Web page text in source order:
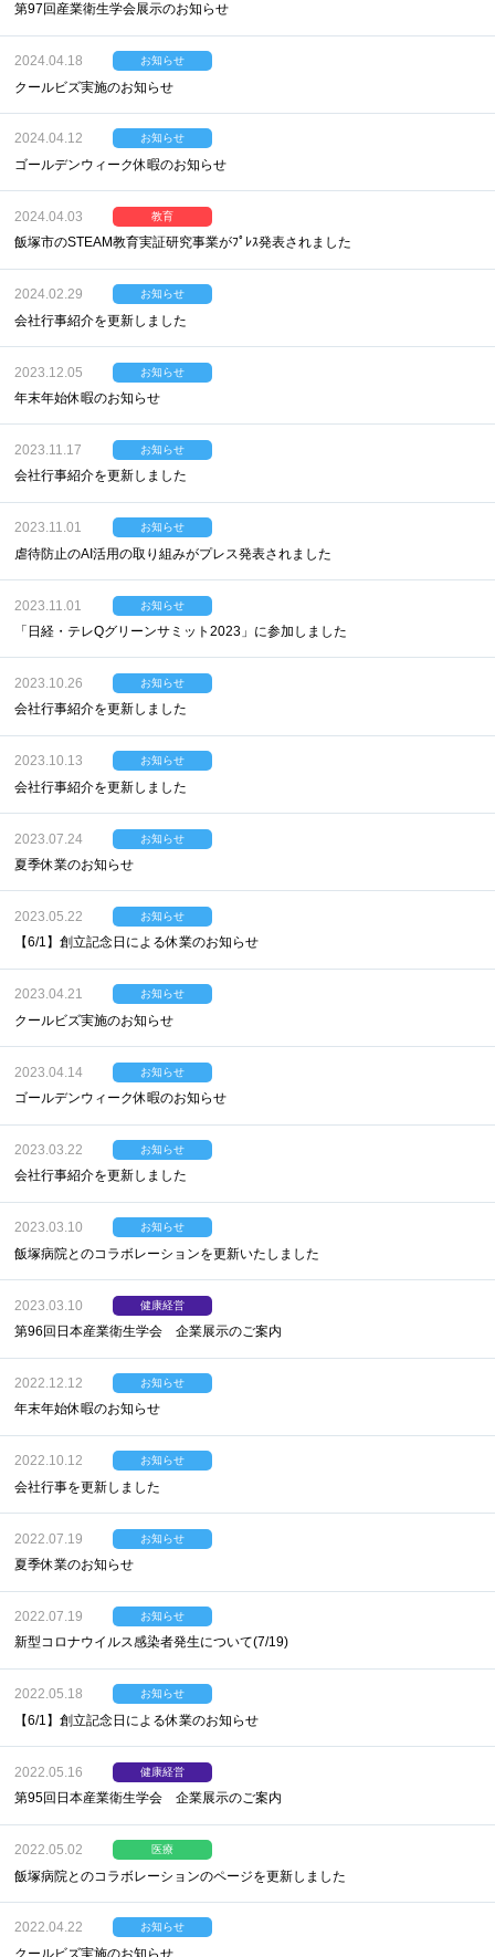
第97回産業衛生学会展示のお知らせ
2024.04.18 お知らせ
クールビズ実施のお知らせ
2024.04.12 お知らせ
ゴールデンウィーク休暇のお知らせ
2024.04.03 教育
飯塚市のSTEAM教育実証研究事業がﾌﾟﾚｽ発表されました
2024.02.29 お知らせ
会社行事紹介を更新しました
2023.12.05 お知らせ
年末年始休暇のお知らせ
2023.11.17 お知らせ
会社行事紹介を更新しました
2023.11.01 お知らせ
虐待防止のAI活用の取り組みがプレス発表されました
2023.11.01 お知らせ
「日経・テレQグリーンサミット2023」に参加しました
2023.10.26 お知らせ
会社行事紹介を更新しました
2023.10.13 お知らせ
会社行事紹介を更新しました
2023.07.24 お知らせ
夏季休業のお知らせ
2023.05.22 お知らせ
【6/1】創立記念日による休業のお知らせ
2023.04.21 お知らせ
クールビズ実施のお知らせ
2023.04.14 お知らせ
ゴールデンウィーク休暇のお知らせ
2023.03.22 お知らせ
会社行事紹介を更新しました
2023.03.10 お知らせ
飯塚病院とのコラボレーションを更新いたしました
2023.03.10 健康経営
第96回日本産業衛生学会 企業展示のご案内
2022.12.12 お知らせ
年末年始休暇のお知らせ
2022.10.12 お知らせ
会社行事を更新しました
2022.07.19 お知らせ
夏季休業のお知らせ
2022.07.19 お知らせ
新型コロナウイルス感染者発生について(7/19)
2022.05.18 お知らせ
【6/1】創立記念日による休業のお知らせ
2022.05.16 健康経営
第95回日本産業衛生学会 企業展示のご案内
2022.05.02 医療
飯塚病院とのコラボレーションのページを更新しました
2022.04.22 お知らせ
クールビズ実施のお知らせ